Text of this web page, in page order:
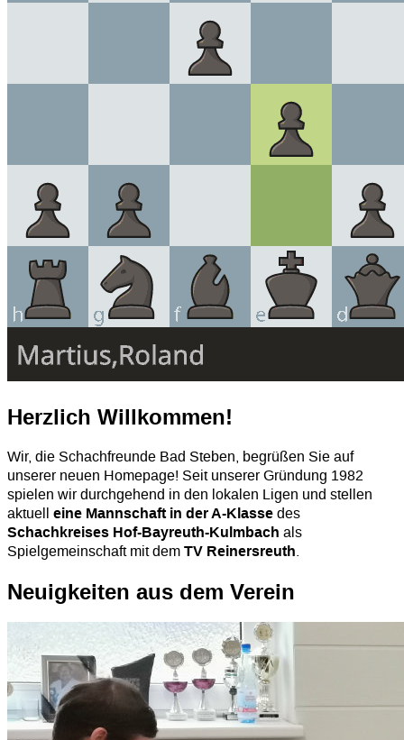
Herzlich Willkommen!
Wir, die Schachfreunde Bad Steben, begrüßen Sie auf
unserer neuen Homepage! Seit unserer Gründung 1982
spielen wir durchgehend in den lokalen Ligen und stellen
aktuell eine Mannschaft in der A-Klasse des
Schachkreises Hof-Bayreuth-Kulmbach als
Spielgemeinschaft mit dem TV Reinersreuth.
Neuigkeiten aus dem Verein